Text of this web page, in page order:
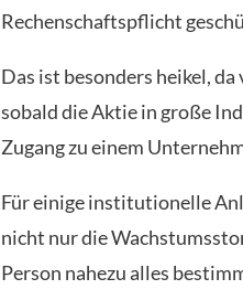
Rechenschaftspflicht
Das ist besonders heikel,
sobald die Aktie in große
Zugang zu einem
Für einige institutionelle
nicht nur die
Person nahezu alles